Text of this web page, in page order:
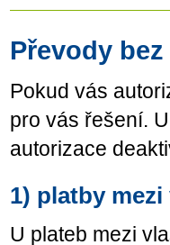
Převody
Pokud vás
pro vás řešení.
autorizace
1) platby
U plateb mezi